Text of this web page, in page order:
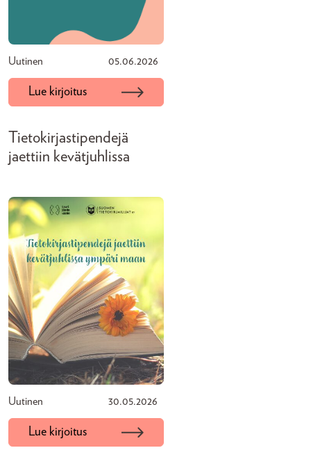
Uutinen 05.06.2026
Lue kirjoitus
Tietokirjastipendejä
jaettiin kevätjuhlissa
Uutinen 30.05.2026
Lue kirjoitus